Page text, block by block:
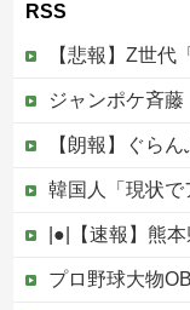
RSS
【悲報】Z世代「求刑7年のジ
ジャンポケ斉藤「同意があっ
【朗報】ぐら
韓国人「現状でアジアで一番の
|●|【速報】熊本県知事、オール
プロ野球大物OB「オール